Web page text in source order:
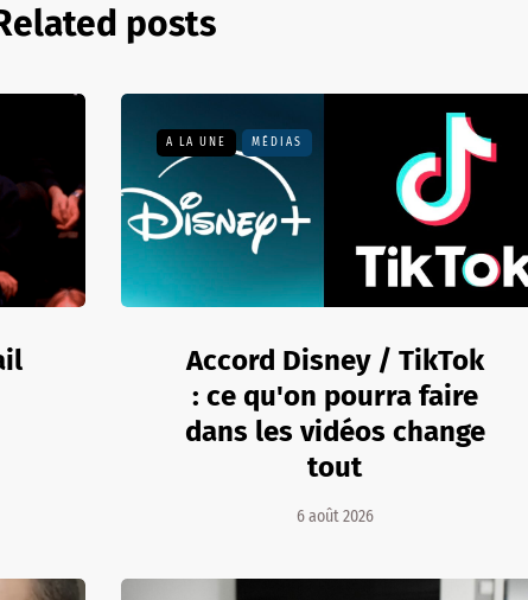
posts
A LA UNE MÉDIAS
Accord Disney / TikTok
: ce qu'on pourra faire
dans les vidéos change
tout
6 août 2026